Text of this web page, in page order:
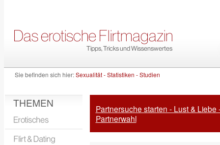
Sie befinden sich hier:Sexualität - Statistiken - Studien
THEMEN
Partnersuche starten - Lust & Liebe
Partnerwahl